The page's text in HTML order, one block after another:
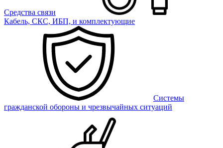
Средства связи
Кабель, СКС, ИБП, и комплектующие
Системы
гражданской обороны и чрезвычайных ситуаций